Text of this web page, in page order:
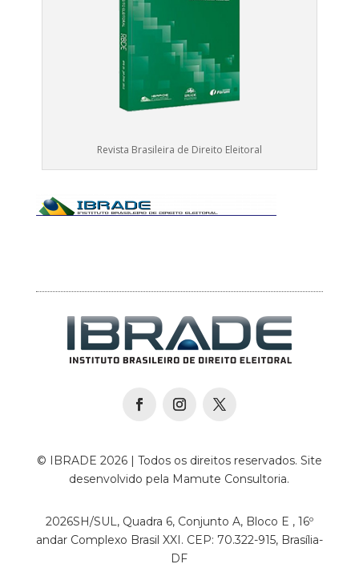
Revista Brasileira de Direito Eleitoral
© IBRADE 2026 | Todos os direitos reservados. Site
desenvolvido pela Mamute Consultoria.
2026SH/SUL, Quadra 6, Conjunto A, Bloco E , 16º
andar Complexo Brasil XXI. CEP: 70.322-915, Brasília-
DF